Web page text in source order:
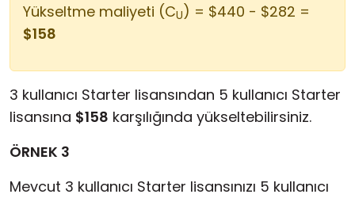
Yükseltme maliyeti (CU) = $440 - $282 =
$158
3 kullanıcı Starter lisansından 5 kullanıcı Starter
lisansına $158 karşılığında yükseltebilirsiniz.
ÖRNEK 3
Mevcut 3 kullanıcı Starter lisansınızı 5 kullanıcı